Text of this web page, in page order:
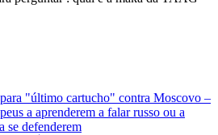
"último cartucho" contra Moscovo –
a aprenderem a falar russo ou a
se defenderem